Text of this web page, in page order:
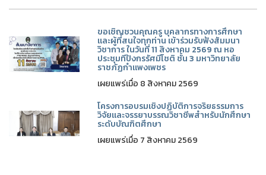
ขอเชิญชวนคุณครู บุคลากรทางการศึกษา
และผู้ที่สนใจทุกท่าน เข้าร่วมรับฟังสัมมนา
วิชาการ ในวันที่ 11 สิงหาคม 2569 ณ หอ
ประชุมทีปังกรรัศมีโชติ ชั้น 3 มหาวิทยาลัย
ราชภัฏกำแพงเพชร
เผยแพร่เมื่อ 8 สิงหาคม 2569
โครงการอบรมเชิงปฏิบัติการจริยธรรมการ
วิจัยและจรรยาบรรณวิชาชีพสำหรับนักศึกษา
ระดับบัณฑิตศึกษา
เผยแพร่เมื่อ 7 สิงหาคม 2569